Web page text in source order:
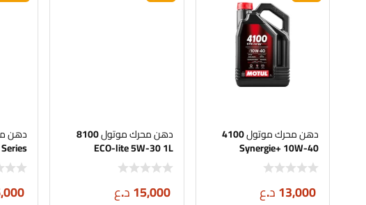
دهن محرك موتول 4100
Synergie+ 10W-40
13,000د.ع
دهن محرك موتول 8100
ECO-lite 5W-30 1L
15,000د.ع